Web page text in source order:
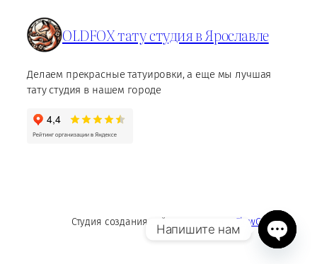
OLDFOX тату студия в Ярославле
Делаем прекрасные татуировки, а еще мы лучшая
тату студия в нашем городе
Студия создания сайтов и контента FlowContent
Напишите нам